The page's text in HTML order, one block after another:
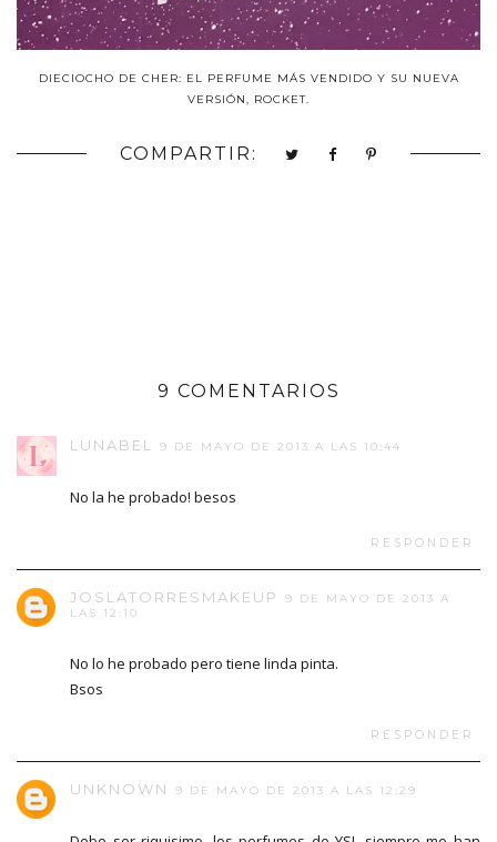
DIECIOCHO DE CHER: EL PERFUME MÁS VENDIDO Y SU NUEVA
VERSIÓN, ROCKET.
COMPARTIR:
9 COMENTARIOS
LUNABEL 9 DE MAYO DE 2013 A LAS 10:44
No la he probado! besos
RESPONDER
JOSLATORRESMAKEUP
9 DE MAYO DE 2013 A
LAS 12:10
No lo he probado pero tiene linda pinta.
Bsos
RESPONDER
UNKNOWN 9 DE MAYO DE 2013 A LAS 12:29